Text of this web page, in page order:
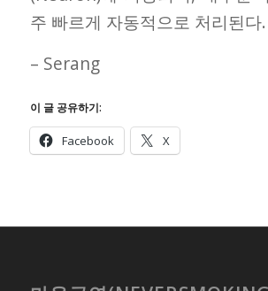
주 빠르게 자동적으로 처리된다.
– Serang
이 글 공유하기:
Facebook X